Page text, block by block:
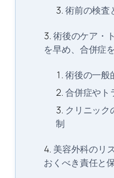
術前の検査
術後のケア・
を早め、合併症
術後の一般
合併症やト
クリニック
制
美容外科のリ
おくべき責任と